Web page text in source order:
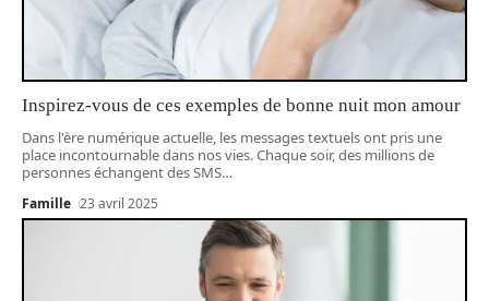
Inspirez-vous de ces exemples de bonne nuit mon amour
Dans l'ère numérique actuelle, les messages textuels ont pris une
place incontournable dans nos vies. Chaque soir, des millions de
personnes échangent des SMS…
Famille 23 avril 2025